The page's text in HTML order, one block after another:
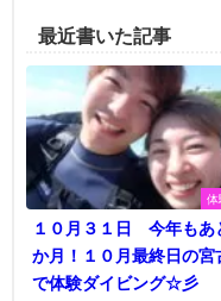
最近書いた記事
体
１０月３１日 今年もあ
か月！１０月最終日の宮
で体験ダイビング☆彡